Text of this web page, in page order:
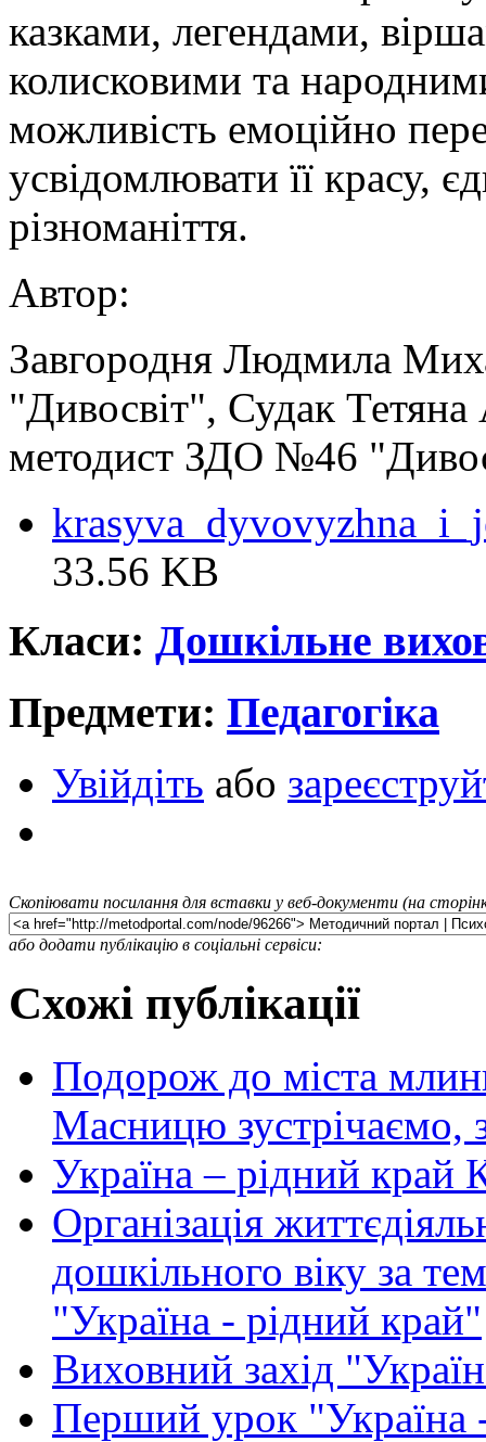
казками, легендами,
колисковими та
можливість емоційно
усвідомлювати її красу,
різноманіття.
Автор:
Завгородня Людмила
"Дивосвіт", Судак Тетяна
методист ЗДО №46
33.56 KB
Класи: Дошкільне
Предмети: Педагогіка
Увійдіть або
Скопіювати посилання для вставки у веб-документи (на
або додати публікацію в соціальні сервіси:
Схожі публікації
Подорож до міста
Масницю зустрічаємо,
Україна – рідний край
Організація
дошкільного віку за
"Україна - рідний край"
Виховний захід
Перший урок